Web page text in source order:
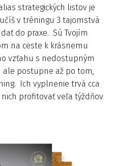
strategických listov je
v tréningu 3 tajomstvá
do praxe. Sú Tvojím
na ceste k krásnemu
vzťahu s nedostupným
ale postupne až po tom,
Ich vyplnenie trvá cca
profitovať veľa týždňov